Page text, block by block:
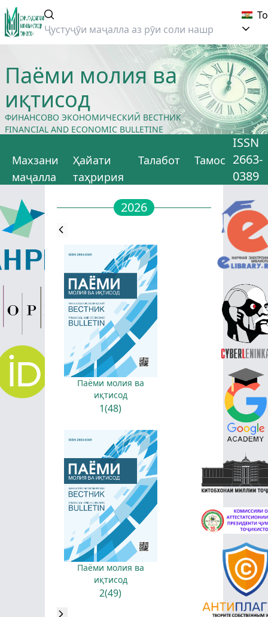
Паёми молия ва
иқтисод
ФИНАНСОВО ЭКОНОМИЧЕСКИЙ ВЕСТНИК
FINANCIAL AND ECONOMIC BULLETINE
Махзани
маҷалла
Ҳайати
таҳририя
Талабот Тамос
ISSN
2663-
0389
2026
Паёми молия ва
иқтисод
1(48)
Паёми молия ва
иқтисод
2(49)